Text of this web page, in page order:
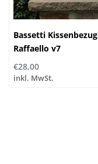
Bassetti Kissenbezug
Raffaello v7
€28,00
inkl. MwSt.